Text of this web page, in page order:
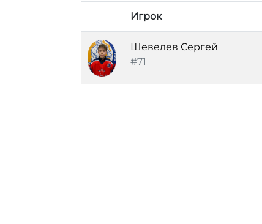
Игрок
Шевелев Сергей
#71